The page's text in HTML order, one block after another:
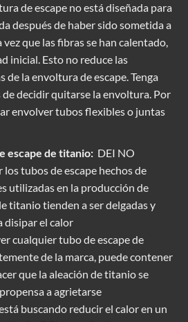
de escape no está diseñada para
después de haber sido sometida a
vez que las fibras se han calentado,
inicial. Esto no reduce las
de la envoltura de escape. Tenga
decidir quitarse la envoltura. Por
envolver tubos flexibles o juntas
escape de titanio: DEI NO
tubos de escape hechos de
utilizadas en la producción de
titanio tienden a ser delgadas y
disipar el calor
cualquier tubo de escape de
de la marca, puede contener
que la aleación de titanio se
a agrietarse
buscando reducir el calor en un